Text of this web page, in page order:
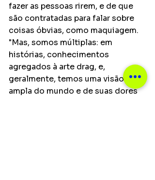
fazer as pessoas rirem, e de que
são contratadas para falar sobre
coisas óbvias, como maquiagem.
"Mas, somos múltiplas: em
histórias, conhecimentos
agregados à arte drag, e,
geralmente, temos uma visão mais
ampla do mundo e de suas dores